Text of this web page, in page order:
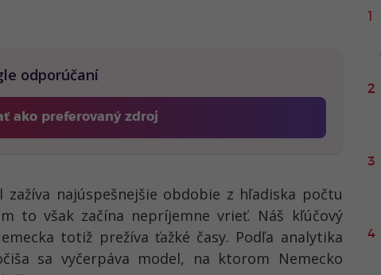
odporúčaní
ako preferovaný zdroj
Fontech, odkaz sa otvorí v novom okne
najúspešnejšie obdobie z hľadiska počtu
to však začína nepríjemne vrieť. Náš kľúčový
totiž prežíva ťažké časy. Podľa analytika
sa vyčerpáva model, na ktorom Nemecko